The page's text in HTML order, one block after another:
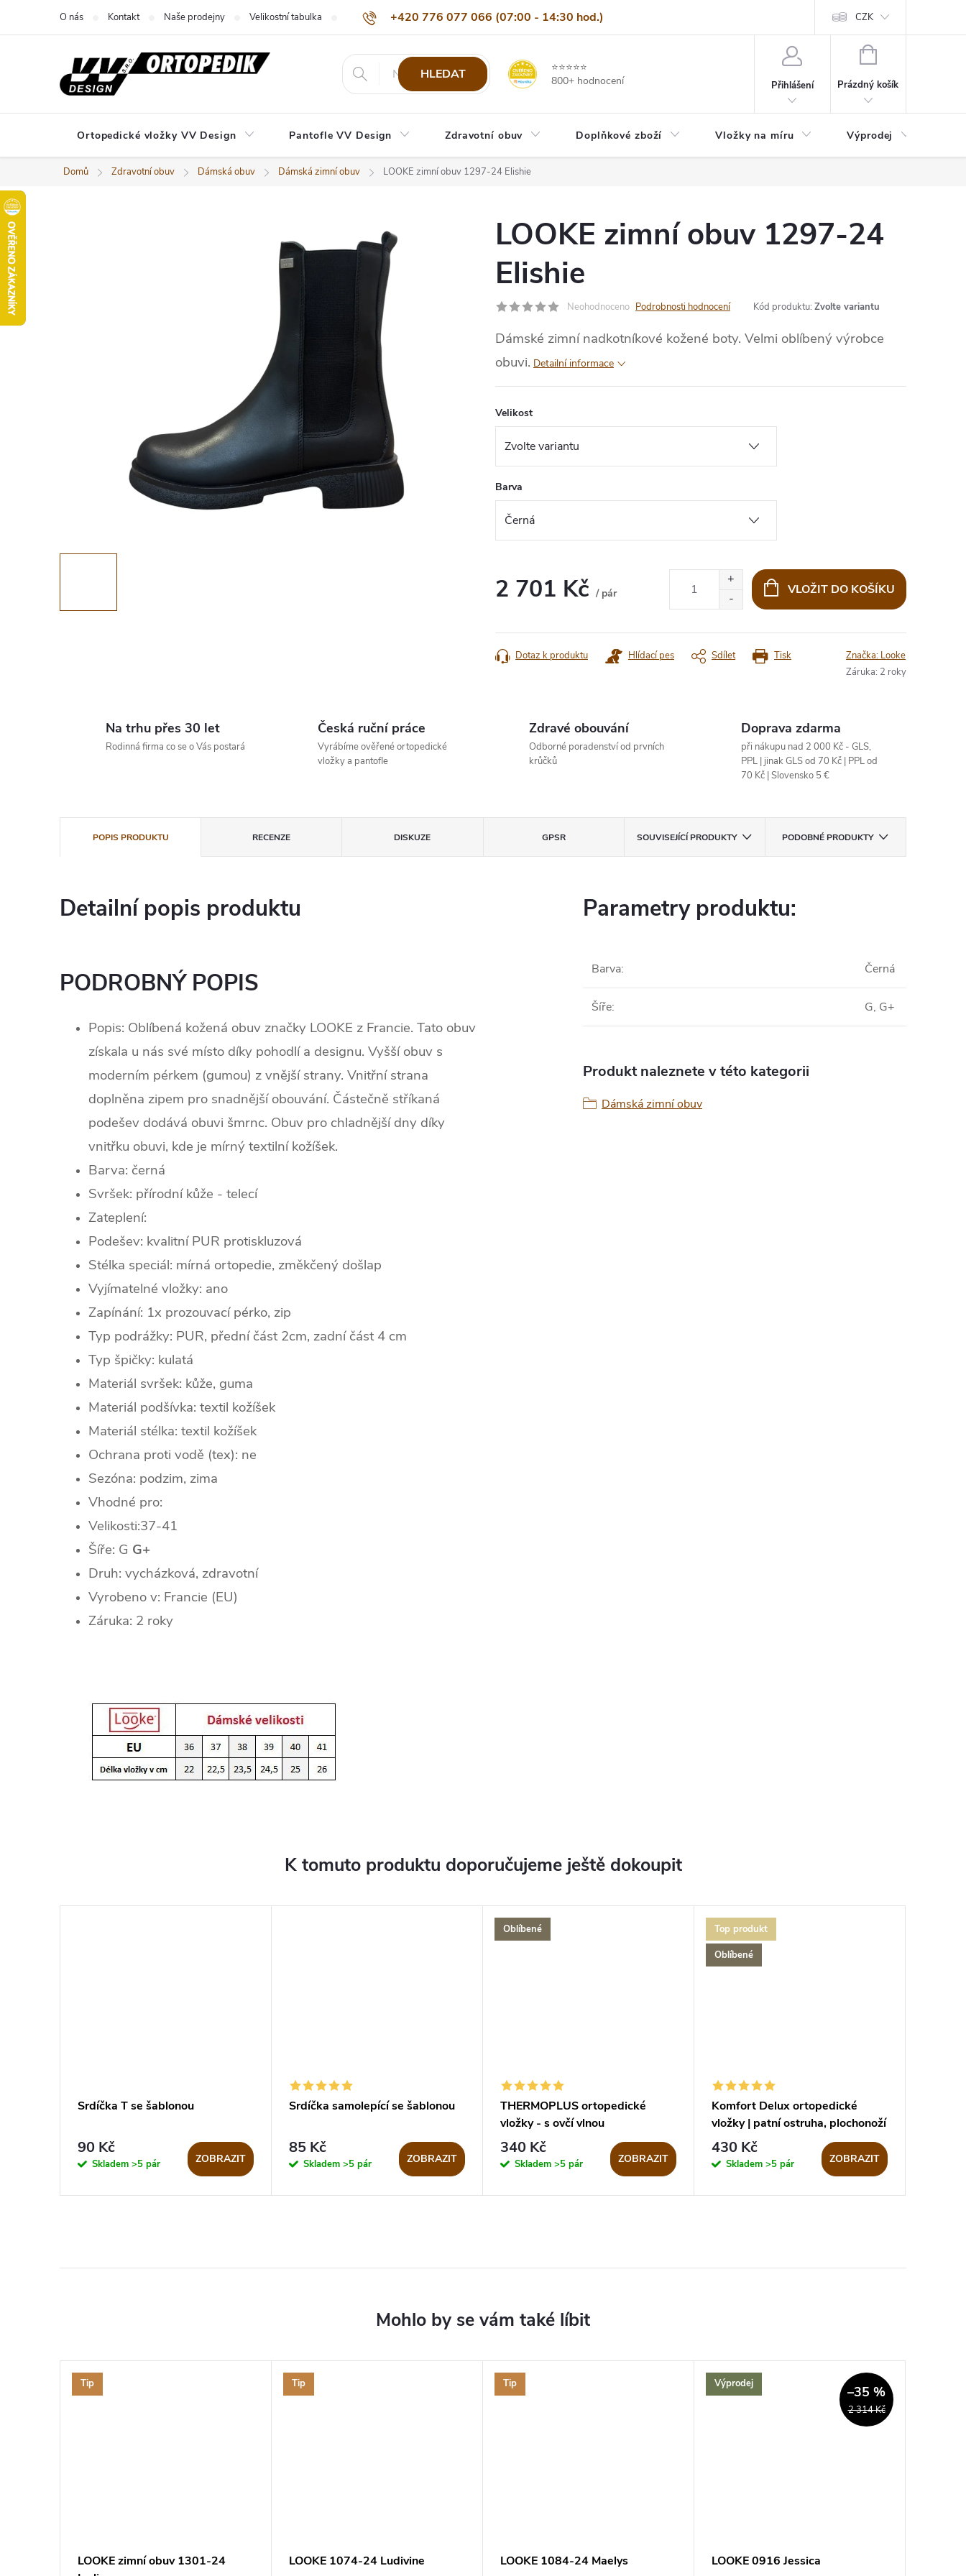
+420 776 077 066 (07:00 - 14:30 hod.)
info@eshop-vvdesign.cz
O nás Kontakt Naše prodejny Velikostní tabulka Nejčastější dotazy Naši odběratelé Doprava a platba Vrácení, výměna nebo
CZK
HLEDAT
⭐⭐⭐⭐⭐
800+ hodnocení
Přihlášení
NÁKUPNÍ
Prázdný košík
Ortopedické vložky VV Design Pantofle VV Design Zdravotní obuv Doplňkové zboží Vložky na míru Výprodej
Domů Zdravotní obuv Dámská obuv Dámská zimní obuv LOOKE zimní obuv 1297-24 Elishie
LOOKE zimní obuv 1297-24
Elishie
Neohodnoceno Podrobnosti hodnocení Kód produktu: Zvolte variantu
Dámské zimní nadkotníkové kožené boty. Velmi oblíbený výrobce
obuvi. Detailní informace
Velikost
Barva
2 701 Kč / pár
VLOŽIT DO KOŠÍKU
Tisk
Dotaz k produktu Hlídací pes Sdílet Značka: Looke
Záruka: 2 roky
Na trhu přes 30 let
Rodinná firma co se o Vás postará
Česká ruční práce
Vyrábíme ověřené ortopedické
vložky a pantofle
Zdravé obouvání
Odborné poradenství od prvních
krůčků
Doprava zdarma
při nákupu nad 2 000 Kč - GLS,
PPL | jinak GLS od 70 Kč | PPL od
70 Kč | Slovensko 5 €
POPIS PRODUKTU RECENZE DISKUZE GPSR SOUVISEJÍCÍ PRODUKTY PODOBNÉ PRODUKTY
Detailní popis produktu
PODROBNÝ POPIS
Popis: Oblíbená kožená obuv značky LOOKE z Francie. Tato obuv
získala u nás své místo díky pohodlí a designu. Vyšší obuv s
moderním pérkem (gumou) z vnější strany. Vnitřní strana
doplněna zipem pro snadnější obouvání. Částečně stříkaná
podešev dodává obuvi šmrnc. Obuv pro chladnější dny díky
vnitřku obuvi, kde je mírný textilní kožíšek.
Barva: černá
Svršek: přírodní kůže - telecí
Zateplení:
Podešev: kvalitní PUR protiskluzová
Stélka speciál: mírná ortopedie, změkčený došlap
Vyjímatelné vložky: ano
Zapínání: 1x prozouvací pérko, zip
Typ podrážky: PUR, přední část 2cm, zadní část 4 cm
Typ špičky: kulatá
Materiál svršek: kůže, guma
Materiál podšívka: textil kožíšek
Materiál stélka: textil kožíšek
Ochrana proti vodě (tex): ne
Sezóna: podzim, zima
Vhodné pro:
Velikosti:37-41
Šíře: G G+
Druh: vycházková, zdravotní
Vyrobeno v: Francie (EU)
Záruka: 2 roky
Parametry produktu:
Barva: Černá
Šíře: G, G+
Produkt naleznete v této kategorii
Dámská zimní obuv
K tomuto produktu doporučujeme ještě dokoupit
Srdíčka T se šablonou
90 Kč
Skladem >5 pár ZOBRAZIT
Srdíčka samolepící se šablonou
85 Kč
Skladem >5 pár ZOBRAZIT
Oblíbené
THERMOPLUS ortopedické
vložky - s ovčí vlnou
340 Kč
Skladem >5 pár ZOBRAZIT
Top produkt
Oblíbené
Komfort Delux ortopedické
vložky | patní ostruha, plochonoží
430 Kč
Skladem >5 pár ZOBRAZIT
Tip
LOOKE zimní obuv 1301-24
Tip
LOOKE 1074-24 Ludivine
Tip
LOOKE 1084-24 Maelys
Výprodej
2 314 Kč
–35 %
LOOKE 0916 Jessica